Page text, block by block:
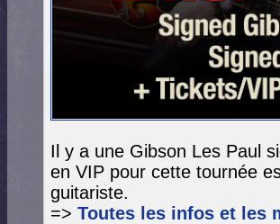
Il y a une Gibson Les Paul
en VIP pour cette tournée
guitariste.
=> Toutes les infos et les